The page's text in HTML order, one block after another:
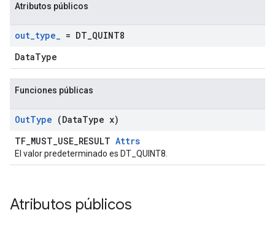
Atributos públicos
out_type_ = DT QUINT8
DataType
Funciones públicas
OutType (DataType x)
TF_MUST_USE_RESULT Attrs
El valor predeterminado es DT_QUINT8.
Atributos públicos